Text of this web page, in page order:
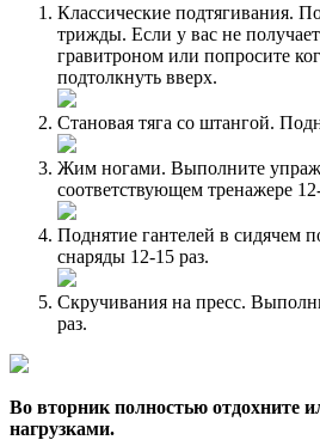
Классические подтягивания.
трижды. Если у вас не
гравитроном или попросите
подтолкнуть вверх.
Становая тяга со штангой.
Жим ногами. Выполните
соответствующем тренажере
Поднятие гантелей в сидячем
снаряды 12-15 раз.
Скручивания на пресс.
раз.
Во вторник полностью отдохните
нагрузками.